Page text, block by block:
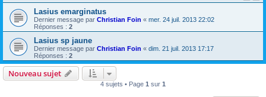
Lasius emarginatus
Dernier message par Christian Foin « mer. 24 juil. 2013 22:02
Réponses : 2
Lasius sp jaune
Dernier message par Christian Foin « dim. 21 juil. 2013 17:17
Réponses : 2
Nouveau sujet
4 sujets • Page 1 sur 1